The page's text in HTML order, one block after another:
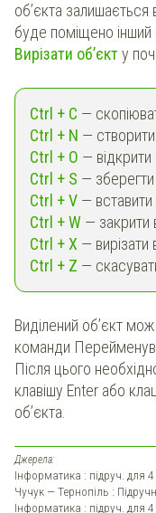
об’єкта
буде поміщено інший
Вирізати об’єкту
Ctrl + C —
Ctrl + N —
Ctrl + O — відкрити
Ctrl + S — зберегти
Ctrl + V — вставити
Ctrl + W — закрити
Ctrl + X — вирізати
Ctrl + Z —
Виділений об’єкт
команди
Після цього
клавішу Enter або
об’єкта.
Джерела:
Інформатика : підруч. для
Чучук — Тернопіль :
Інформатика : підруч. для